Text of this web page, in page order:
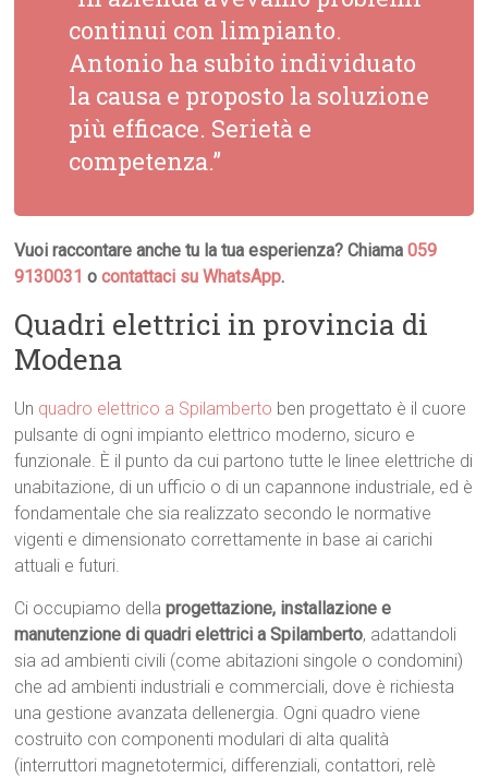
continui con limpianto.
Antonio ha subito individuato
la causa e proposto la soluzione
più efficace. Serietà e
competenza.”
Vuoi raccontare anche tu la tua esperienza? Chiama059
9130031 ocontattaci su WhatsApp.
Quadri elettrici in provincia di
Modena
Un quadro elettrico a Spilamberto ben progettato è il cuore
pulsante di ogni impianto elettrico moderno, sicuro e
funzionale. È il punto da cui partono tutte le linee elettriche di
unabitazione, di un ufficio o di un capannone industriale, ed è
fondamentale che sia realizzato secondo le normative
vigenti e dimensionato correttamente in base ai carichi
attuali e futuri.
Ci occupiamo dellaprogettazione, installazione e
manutenzione di quadri elettrici a Spilamberto, adattandoli
sia ad ambienti civili (come abitazioni singole o condomini)
che ad ambienti industriali e commerciali, dove è richiesta
una gestione avanzata dellenergia. Ogni quadro viene
costruito con componenti modulari di alta qualità
(interruttori magnetotermici, differenziali, contattori, relè